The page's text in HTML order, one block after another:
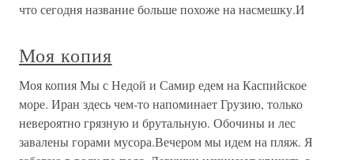
что сегодня название больше похоже на насмешку.И
Моя копия
Моя копия Мы с Недой и Самир едем на Каспийское
море. Иран здесь чем-то напоминает Грузию, только
невероятно грязную и брутальную. Обочины и лес
завалены горами мусора.Вечером мы идем на пляж. Я